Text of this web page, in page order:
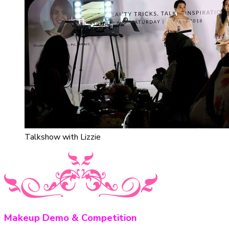
Talkshow with Lizzie
Makeup Demo & Competition